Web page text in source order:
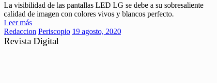
La visibilidad de las pantallas LED LG se debe a su sobresaliente
calidad de imagen con colores vivos y blancos perfecto.
Leer más
Redaccion Periscopio 19 agosto, 2020
Revista Digital